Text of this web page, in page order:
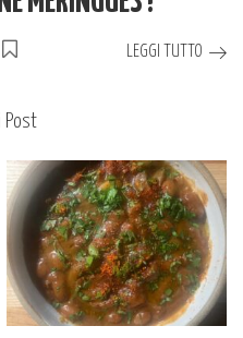
LEGGI TUTTO
Post